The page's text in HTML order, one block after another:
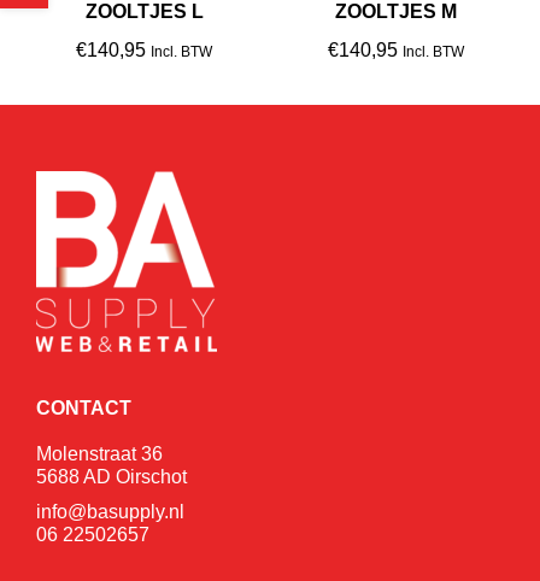
ZOOLTJES L
€140,95 Incl. BTW
ZOOLTJES M
€140,95 Incl. BTW
CONTACT
Molenstraat 36
5688 AD Oirschot
info@basupply.nl
06 22502657